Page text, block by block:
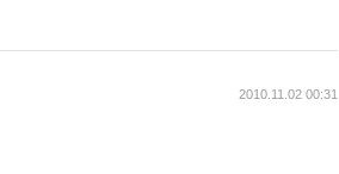
2010.11.02 00:31